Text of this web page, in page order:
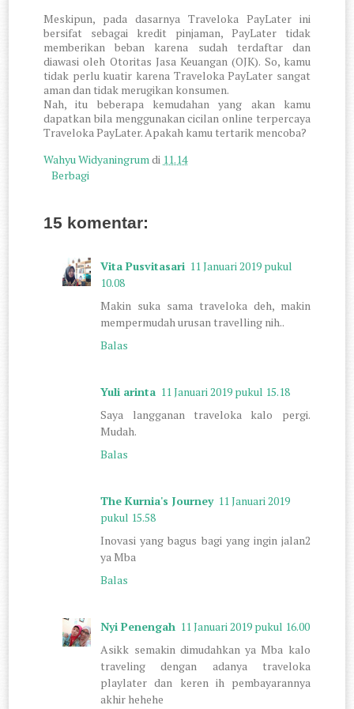
Meskipun, pada dasarnya Traveloka PayLater ini
bersifat sebagai kredit pinjaman, PayLater tidak
memberikan beban karena sudah terdaftar dan
diawasi oleh Otoritas Jasa Keuangan (OJK). So, kamu
tidak perlu kuatir karena Traveloka PayLater sangat
aman dan tidak merugikan konsumen.
Nah, itu beberapa kemudahan yang akan kamu
dapatkan bila menggunakan cicilan online terpercaya
Traveloka PayLater. Apakah kamu tertarik mencoba?
Wahyu Widyaningrumdi 11.14
Berbagi
15 komentar:
Vita Pusvitasari 11 Januari 2019 pukul
10.08
Makin suka sama traveloka deh, makin
mempermudah urusan travelling nih..
Balas
Yuli arinta 11 Januari 2019 pukul 15.18
Saya langganan traveloka kalo pergi.
Mudah.
Balas
The Kurnia's Journey 11 Januari 2019
pukul 15.58
Inovasi yang bagus bagi yang ingin jalan2
ya Mba
Balas
Nyi Penengah 11 Januari 2019 pukul 16.00
Asikk semakin dimudahkan ya Mba kalo
traveling dengan adanya traveloka
playlater dan keren ih pembayarannya
akhir hehehe